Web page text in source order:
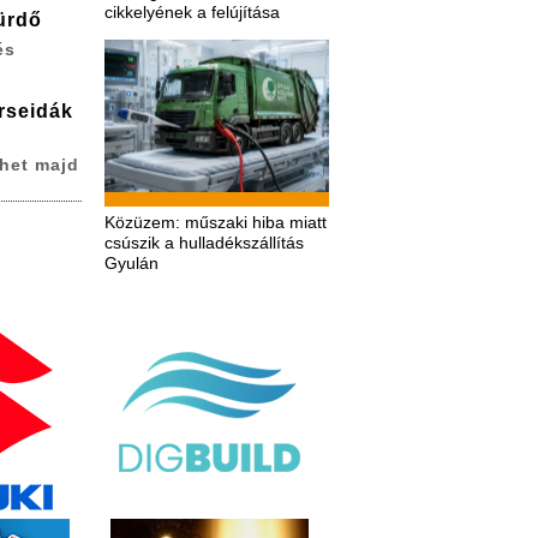
cikkelyének a felújítása
Közüzem: műszaki hiba miatt
csúszik a hulladékszállítás
Gyulán
majd